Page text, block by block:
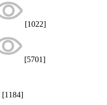
[1022]
[5701]
[1184]